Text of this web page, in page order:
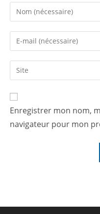
Enregistrer mon nom,
navigateur pour mon